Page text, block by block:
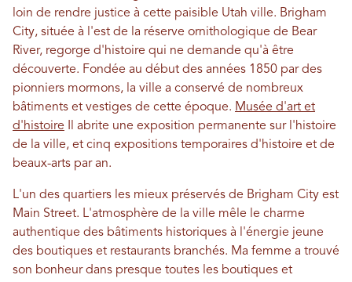
loin de rendre justice à cette paisible Utah ville. Brigham
City, située à l'est de la réserve ornithologique de Bear
River, regorge d'histoire qui ne demande qu'à être
découverte. Fondée au début des années 1850 par des
pionniers mormons, la ville a conservé de nombreux
bâtiments et vestiges de cette époque. Musée d'art et
d'histoire Il abrite une exposition permanente sur l'histoire
de la ville, et cinq expositions temporaires d'histoire et de
beaux-arts par an.
L'un des quartiers les mieux préservés de Brigham City est
Main Street. L'atmosphère de la ville mêle le charme
authentique des bâtiments historiques à l'énergie jeune
des boutiques et restaurants branchés. Ma femme a trouvé
son bonheur dans presque toutes les boutiques et